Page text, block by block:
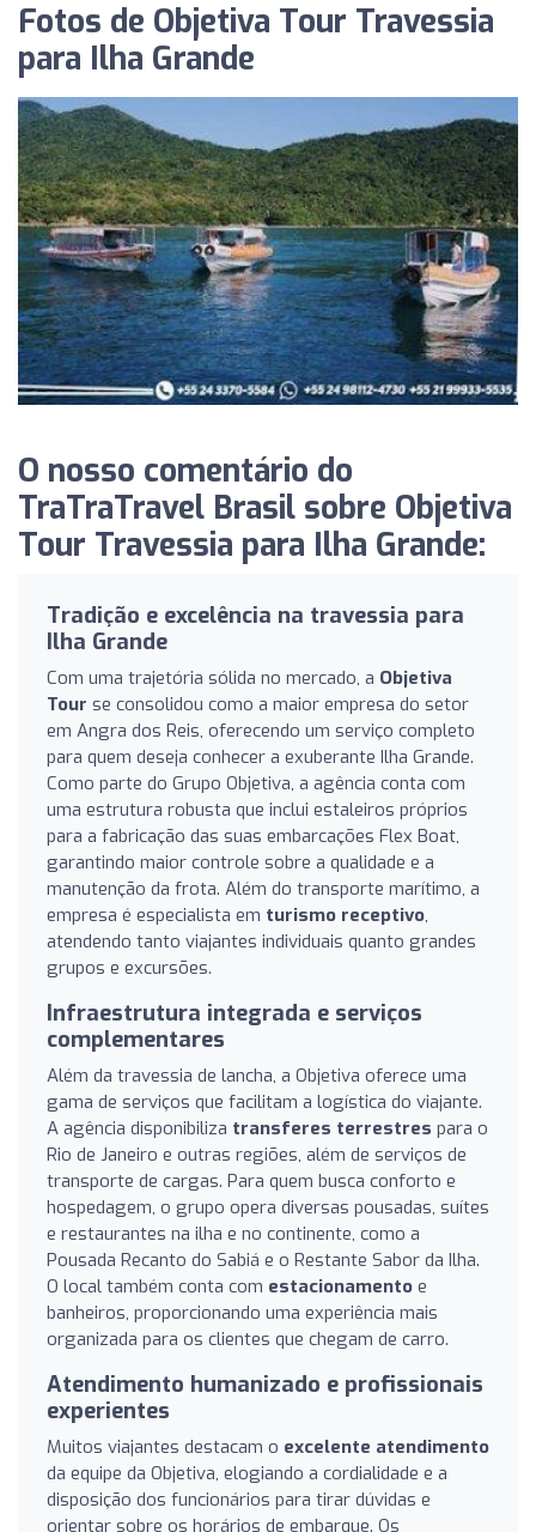
Fotos de Objetiva Tour Travessia
para Ilha Grande
O nosso comentário do
TraTraTravel Brasil sobre Objetiva
Tour Travessia para Ilha Grande:
Tradição e excelência na travessia para
Ilha Grande
Com uma trajetória sólida no mercado, a Objetiva
Tour se consolidou como a maior empresa do setor
em Angra dos Reis, oferecendo um serviço completo
para quem deseja conhecer a exuberante Ilha Grande.
Como parte do Grupo Objetiva, a agência conta com
uma estrutura robusta que inclui estaleiros próprios
para a fabricação das suas embarcações Flex Boat,
garantindo maior controle sobre a qualidade e a
manutenção da frota. Além do transporte marítimo, a
empresa é especialista em turismo receptivo,
atendendo tanto viajantes individuais quanto grandes
grupos e excursões.
Infraestrutura integrada e serviços
complementares
Além da travessia de lancha, a Objetiva oferece uma
gama de serviços que facilitam a logística do viajante.
A agência disponibiliza transferes terrestres para o
Rio de Janeiro e outras regiões, além de serviços de
transporte de cargas. Para quem busca conforto e
hospedagem, o grupo opera diversas pousadas, suítes
e restaurantes na ilha e no continente, como a
Pousada Recanto do Sabiá e o Restante Sabor da Ilha.
O local também conta com estacionamento e
banheiros, proporcionando uma experiência mais
organizada para os clientes que chegam de carro.
Atendimento humanizado e profissionais
experientes
Muitos viajantes destacam o excelente atendimento
da equipe da Objetiva, elogiando a cordialidade e a
disposição dos funcionários para tirar dúvidas e
orientar sobre os horários de embarque. Os